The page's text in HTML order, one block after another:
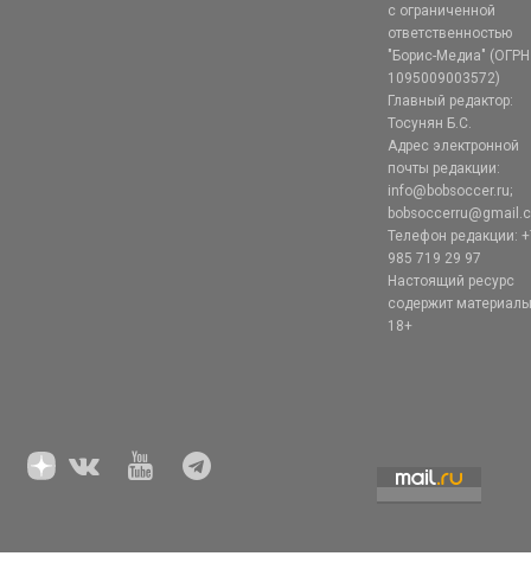
с ограниченной
ответственностью
"Борис-Медиа" (ОГРН
1095009003572)
Главный редактор:
Тосунян Б.С.
Адрес электронной
почты редакции:
info@bobsoccer.ru;
Телефон редакции:
985 719 29 97
Настоящий ресурс
содержит
18+